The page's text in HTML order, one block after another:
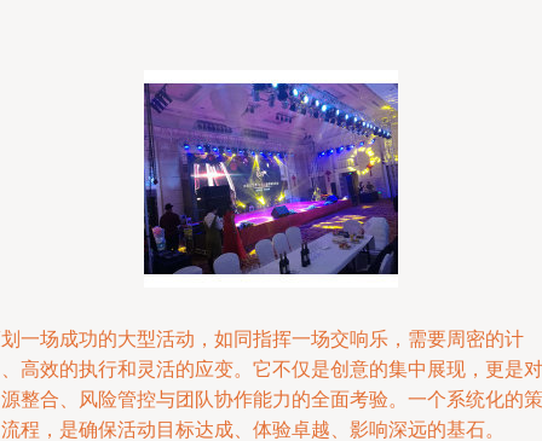
一场成功的大型活动，如同指挥一场交响乐，需要周密的计
高效的执行和灵活的应变。它不仅是创意的集中展现，更是对
整合、风险管控与团队协作能力的全面考验。一个系统化的策
程，是确保活动目标达成、体验卓越、影响深远的基石。